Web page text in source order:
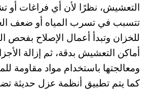
التعشيش، نظرًا لأن أي فراغات أو
تتسبب في تسرب المياه أو ضعف
للخزان وتبدأ أعمال الإصلاح بفحص
أماكن التعشيش بدقة، ثم إزالة
ومعالجتها باستخدام مواد مقاومة
كما يتم تطبيق أنظمة عزل حديثة